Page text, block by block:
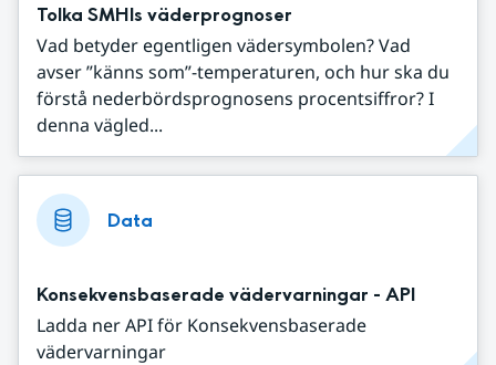
Tolka SMHIs väderprognoser
Vad betyder egentligen vädersymbolen? Vad
avser ”känns som”-temperaturen, och hur ska du
förstå nederbördsprognosens procentsiffror? I
denna vägled...
Data
Konsekvensbaserade vädervarningar - API
Ladda ner API för Konsekvensbaserade
vädervarningar